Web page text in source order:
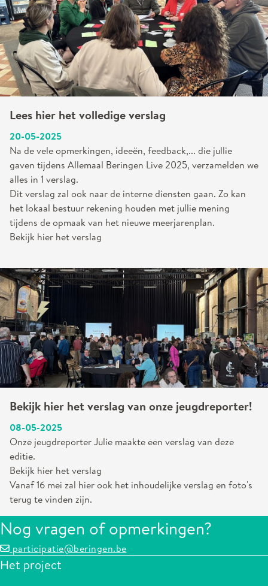
Lees hier het volledige verslag
20-05-2025
Na de vele opmerkingen, ideeën, feedback,... die jullie
gaven tijdens Allemaal Beringen Live 2025, verzamelden we
alles in 1 verslag.
Dit verslag zal ook naar de interne diensten gaan. Zo kan
het lokaal bestuur rekening houden met jullie mening
tijdens de opmaak van het nieuwe meerjarenplan.
Bekijk hier het verslag
Bekijk hier het verslag van onze jeugdreporter!
08-05-2025
Onze jeugdreporter Julie maakte een verslag van deze
editie.
Bekijk hier het verslag
Vanaf 16 mei zal hier ook het inhoudelijke verslag en foto's
terug te vinden zijn.
Nog vragen of opmerkingen?
participatie@beringen.be
Het project